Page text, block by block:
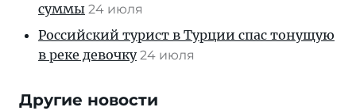
суммы 24 июля
Российский турист в Турции спас тонущую
в реке девочку 24 июля
Другие новости